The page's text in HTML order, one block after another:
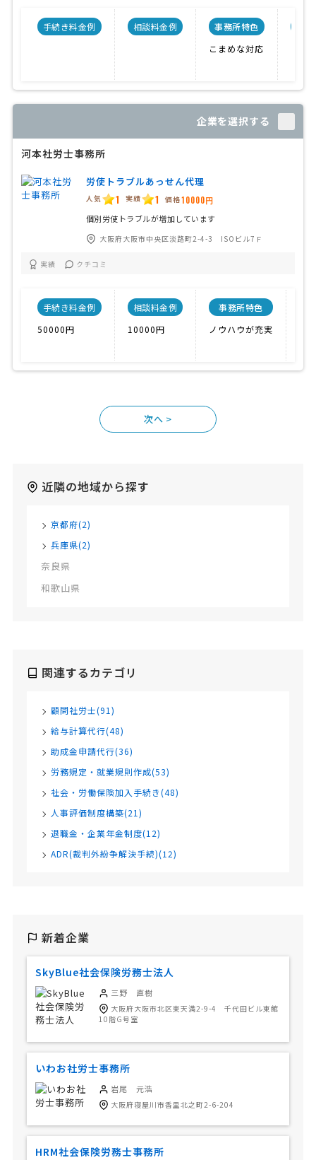
手続き料金例 相談料金例
事務所特色
こまめな対応
企業を選択する
河本社労士事務所
労使トラブルあっせん代理
人気 1 実績 1 価格10000円
個別労使トラブルが増加しています
大阪府大阪市中央区淡路町2-4-3 ISOビル7Ｆ
実績 クチコミ
手続き料金例
50000円
相談料金例
10000円
事務所特色
ノウハウが充実
>
近隣の地域から探す
京都府(2)
兵庫県(2)
奈良県
和歌山県
関連するカテゴリ
顧問社労士(91)
給与計算代行(48)
助成金申請代行(36)
労務規定・就業規則作成(53)
社会・労働保険加入手続き(48)
人事評価制度構築(21)
退職金・企業年金制度(12)
ADR(裁判外紛争解決手続)(12)
新着企業
SkyBlue社会保険労務士法人
三野 直樹
大阪府大阪市北区東天満2-9-4 千代田ビル東館
10階G号室
いわお社労士事務所
岩尾 元浩
大阪府寝屋川市香里北之町2-6-204
HRM社会保険労務士事務所